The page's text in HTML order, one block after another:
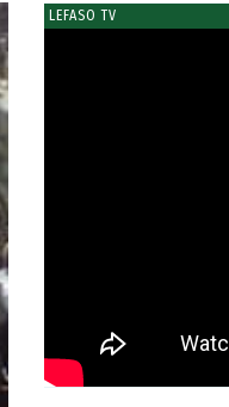
LEFASO TV